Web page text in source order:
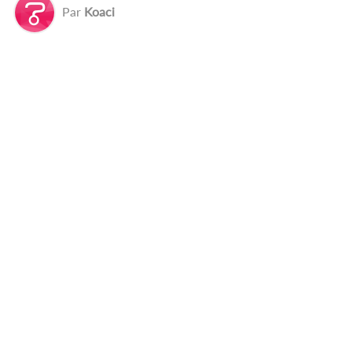
Par Koaci